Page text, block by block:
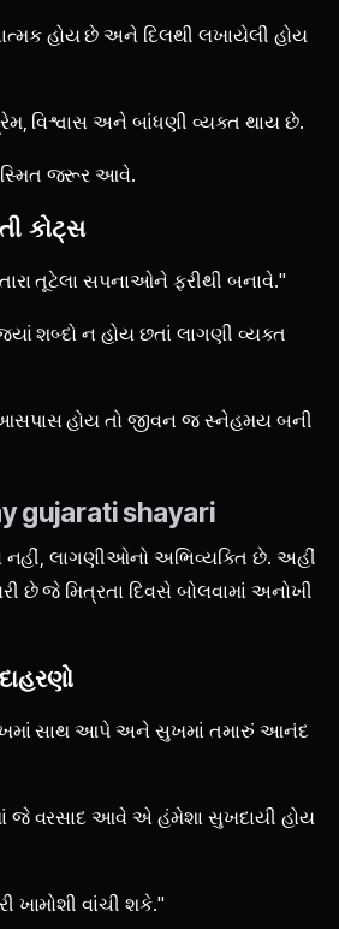
હોય છે અને દિલથી લખાયેલી હોય
વિશ્વાસ અને બાંધણી વ્યક્ત થાય છે.
સ્મિત જરૂર આવે.
કોટ્સ
તૂટેલા સપનાઓને ફરીથી બનાવે."
શબ્દો ન હોય છતાં લાગણી વ્યક્ત
આસપાસ હોય તો જીવન જ સ્નેહમય બની
gujarati shayari
નહીં, લાગણીઓનો અભિવ્યક્તિ છે. અહીં
છે જે મિત્રતા દિવસે બોલવામાં અનોખી
સાથ આપે અને સુખમાં તમારું આનંદ
જે વરસાદ આવે એ હંમેશા સુખદાયી હોય
ખામોશી વાંચી શકે."